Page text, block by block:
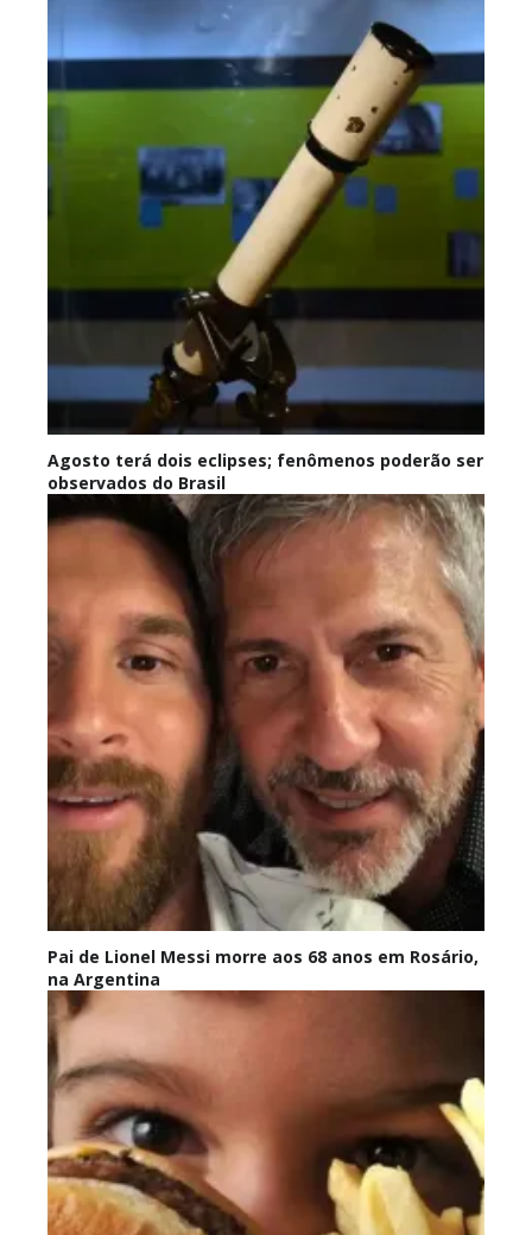
Agosto terá dois eclipses; fenômenos poderão ser
observados do Brasil
Pai de Lionel Messi morre aos 68 anos em Rosário,
na Argentina